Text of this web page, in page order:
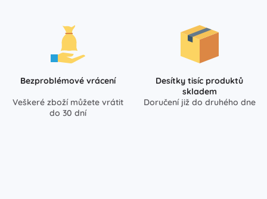
Bezproblémové vrácení
Veškeré zboží můžete vrátit
do 30 dní
Desítky tisíc produktů
skladem
Doručení již do druhého dne